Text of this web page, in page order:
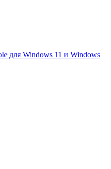
для Windows 11 и Windows